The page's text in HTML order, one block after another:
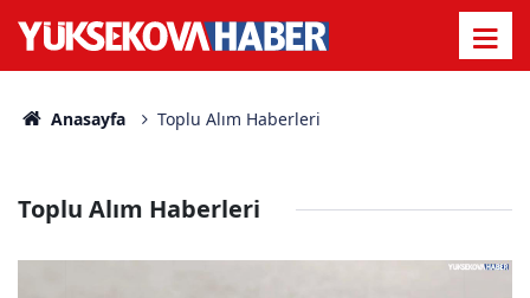
Anasayfa Toplu Alım Haberleri
Toplu Alım Haberleri